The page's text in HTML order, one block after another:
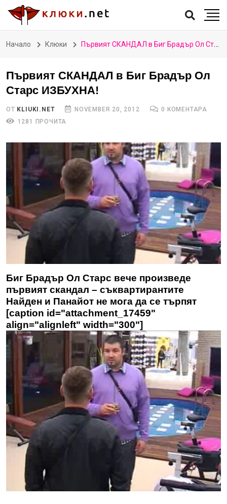
Начало Клюки Първият СКАНДАЛ в Биг Брадър Ол Старс ИЗБУХНА!
Първият СКАНДАЛ в Биг Брадър Ол
Старс ИЗБУХНА!
ОТ KLIUKI.NET NOVEMBER 20, 2012
0 КОМЕНТАРА
1281 ПРОЧИТА
Биг Брадър Ол Старс вече произведе
първият скандал – съквартирантите
Найден и Панайот не мога да се търпят
[caption id="attachment_17459"
align="alignleft" width="300"]